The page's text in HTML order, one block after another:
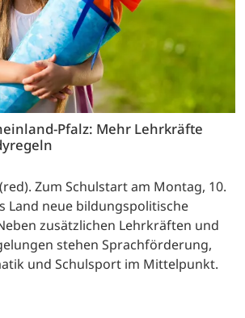
Pfalz: Mehr Lehrkräfte
Zum Schulstart am Montag, 10.
Land neue bildungspolitische
zusätzlichen Lehrkräften und
stehen Sprachförderung,
und Schulsport im Mittelpunkt.